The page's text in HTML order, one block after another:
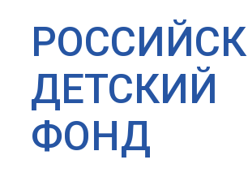
ДЕТСКИЙ
ФОНД